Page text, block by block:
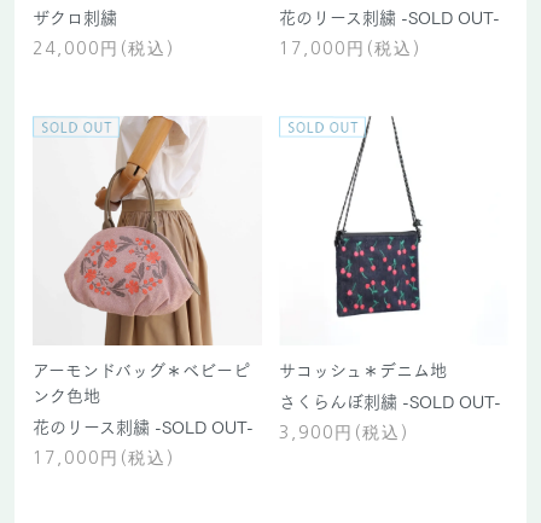
ザクロ刺繍
24,000円(税込)
花のリース刺繍 -SOLD OUT-
17,000円(税込)
アーモンドバッグ＊ベビーピ
ンク色地
花のリース刺繍 -SOLD OUT-
17,000円(税込)
サコッシュ＊デニム地
さくらんぼ刺繍 -SOLD OUT-
3,900円(税込)